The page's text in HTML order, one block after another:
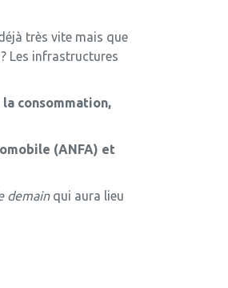
très vite mais que
Les infrastructures
consommation,
(ANFA) et
demainqui aura lieu